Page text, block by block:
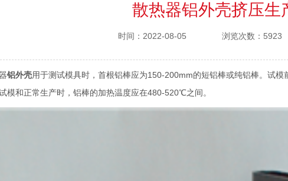
散热器铝外壳挤压生
时间：2022-08-05 浏览次数：5923
铝外壳用于测试模具时，首根铝棒应为150-200mm的短铝棒或纯铝棒。试
试模和正常生产时，铝棒的加热温度应在480-520℃之间。